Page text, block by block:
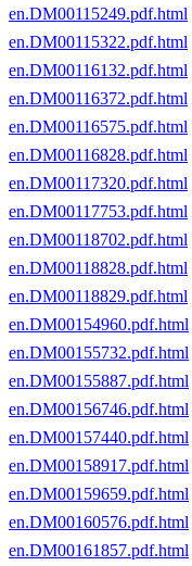
en.DM00115249.pdf.html
en.DM00115322.pdf.html
en.DM00116132.pdf.html
en.DM00116372.pdf.html
en.DM00116575.pdf.html
en.DM00116828.pdf.html
en.DM00117320.pdf.html
en.DM00117753.pdf.html
en.DM00118702.pdf.html
en.DM00118828.pdf.html
en.DM00118829.pdf.html
en.DM00154960.pdf.html
en.DM00155732.pdf.html
en.DM00155887.pdf.html
en.DM00156746.pdf.html
en.DM00157440.pdf.html
en.DM00158917.pdf.html
en.DM00159659.pdf.html
en.DM00160576.pdf.html
en.DM00161857.pdf.html